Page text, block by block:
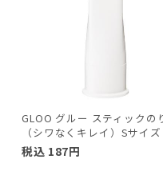
GLOO グルー スティックの
（シワなくキレイ）Sサイズ
税込 187円